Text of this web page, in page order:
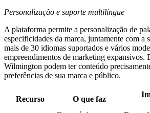
Personalização e suporte multilíngue
A plataforma permite a personalização de
especificidades da marca, juntamente com a
mais de 30 idiomas suportados e vários
empreendimentos de marketing expansivos.
Wilmington podem ter conteúdo
preferências de sua marca e público.
Recurso O que faz